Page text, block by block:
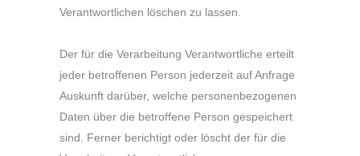
Verantwortlichen löschen zu lassen.
Der für die Verarbeitung Verantwortliche erteilt
jeder betroffenen Person jederzeit auf Anfrage
Auskunft darüber, welche personenbezogenen
Daten über die betroffene Person gespeichert
sind. Ferner berichtigt oder löscht der für die